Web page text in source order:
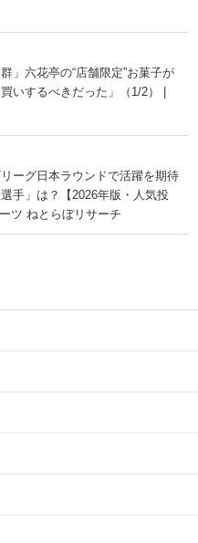
」六花亭の“店舗限定”お菓子が
いするべきだった」（1/2） |
ーグ日本ラウンドで活躍を期待
手」は？【2026年版・人気投
ツ ねとらぼリサーチ